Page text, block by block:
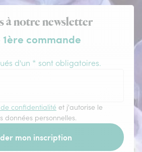
à notre newsletter
commande
d'un * sont obligatoires.
confidentialité et j'autorise le
données personnelles.
mon inscription